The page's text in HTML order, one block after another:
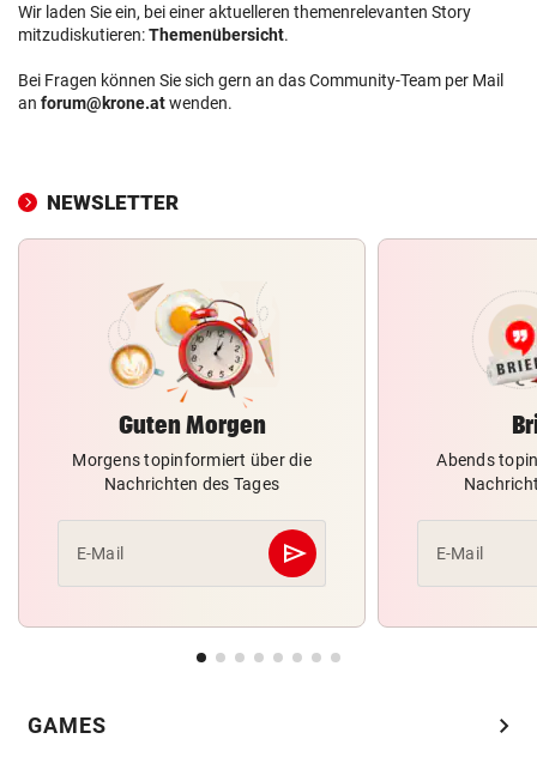
Wir laden Sie ein, bei einer aktuelleren themenrelevanten Story
mitzudiskutieren:Themenübersicht.
Bei Fragen können Sie sich gern an das Community-Team per Mail
an forum@krone.atwenden.
NEWSLETTER
Guten Morgen
Morgens topinformiert über die
Nachrichten des Tages
E-Mail send
Abschicken
Abends
E-Mail
GAMES chevron_right